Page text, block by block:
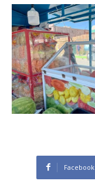
Facebook